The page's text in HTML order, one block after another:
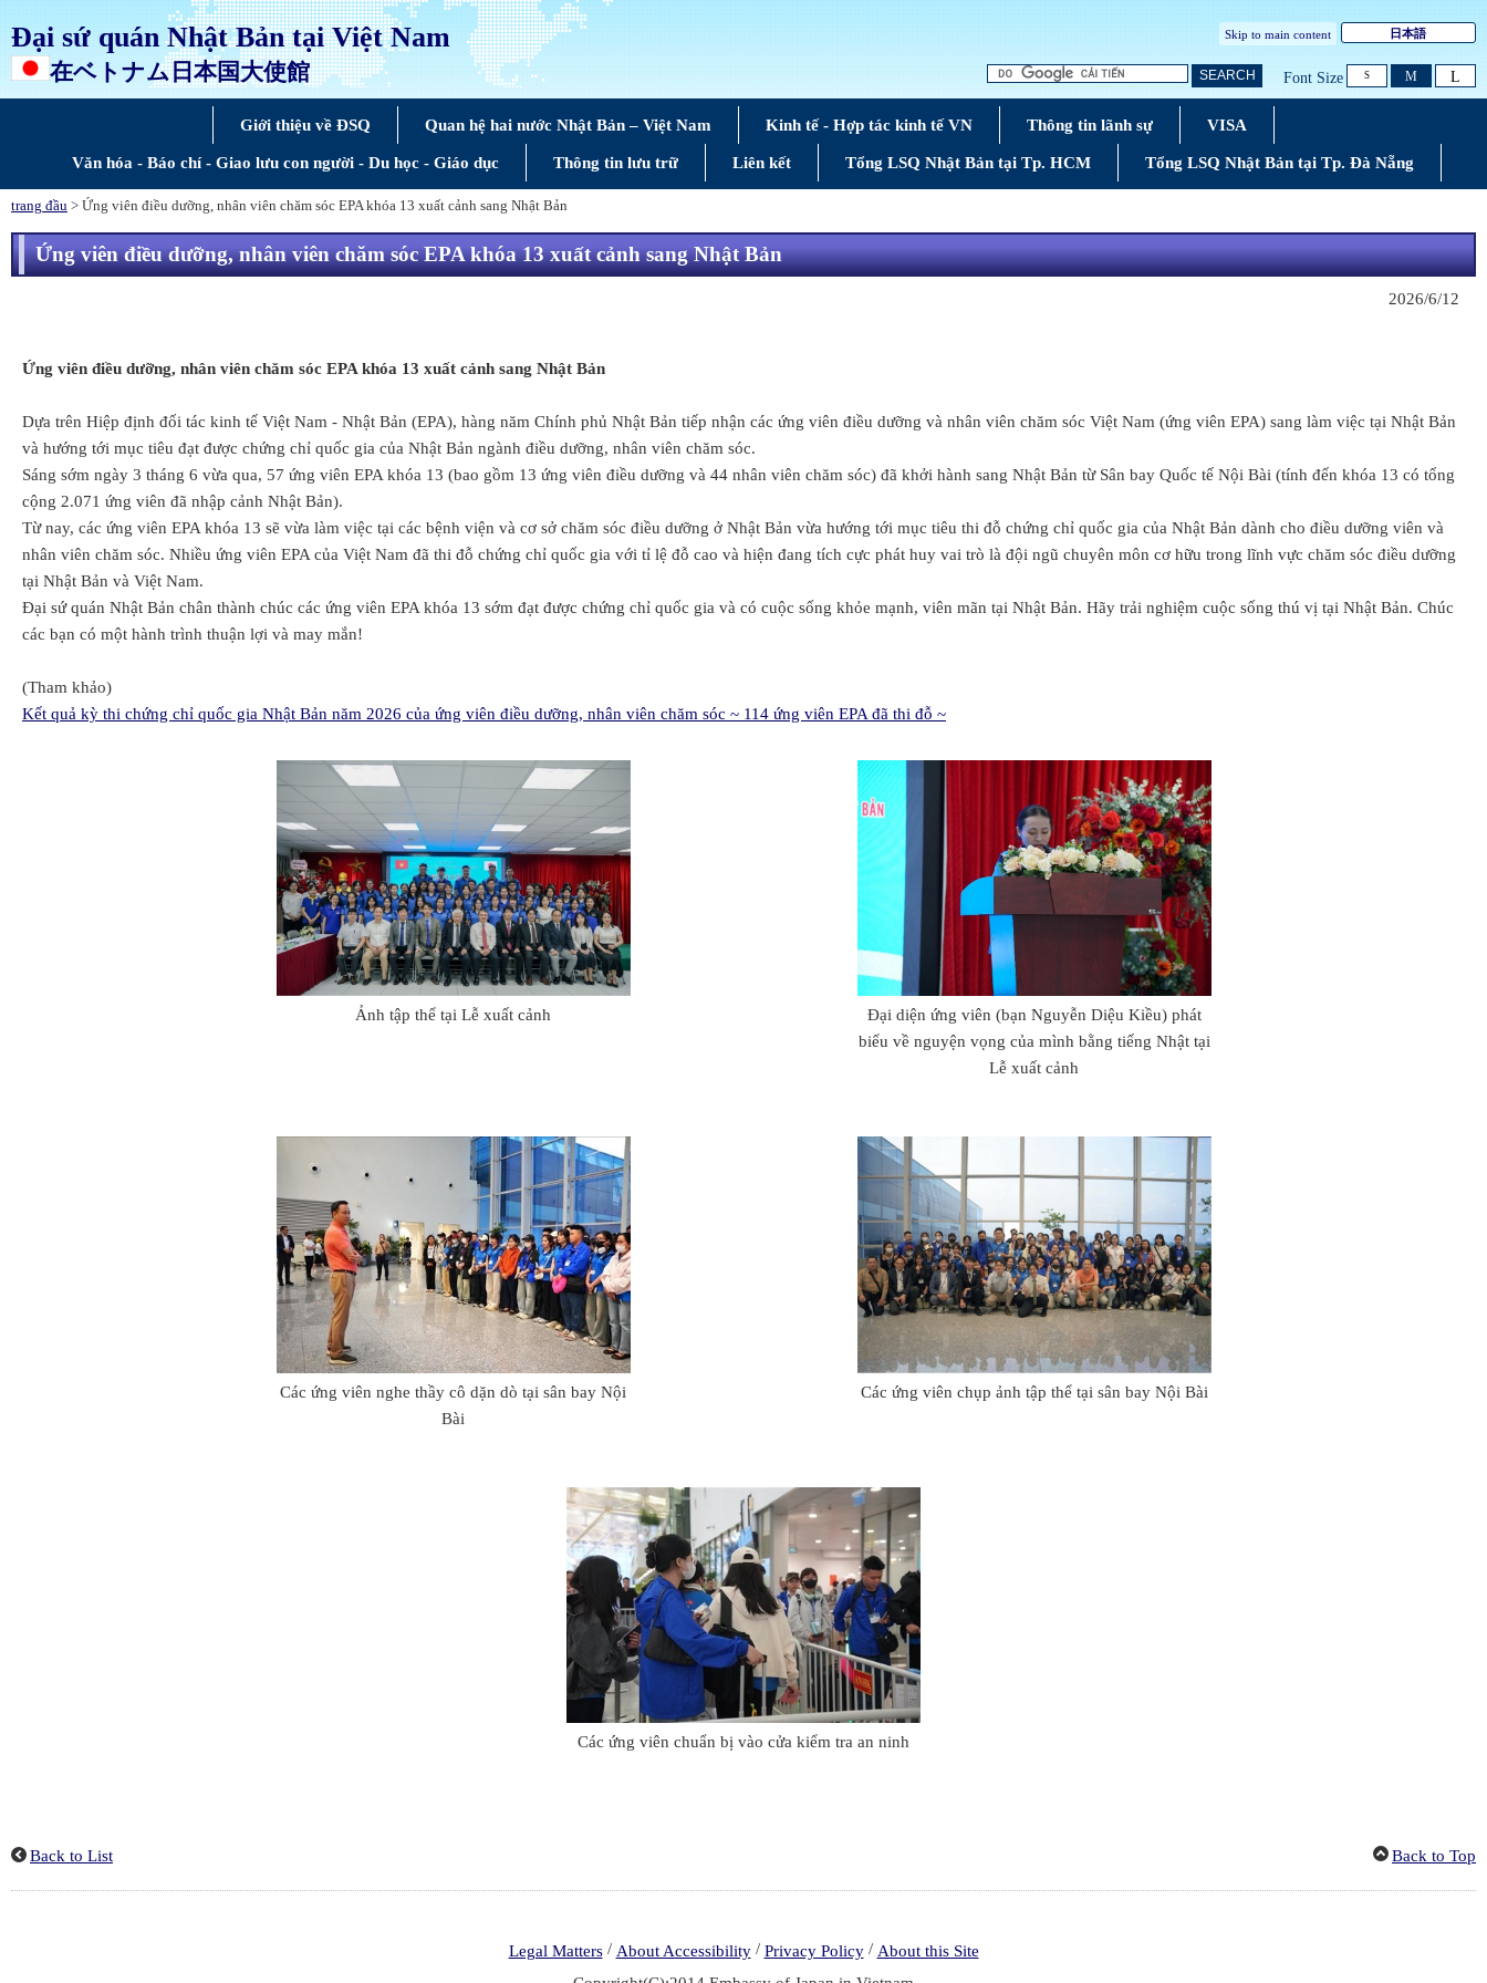
Đại sứ quán Nhật Bản tại Việt Nam
在ベトナム日本国大使館
Skip to main content 日本語
SEARCH Font Size S M L
Giới thiệu về ĐSQ Quan hệ hai nước Nhật Bản – Việt Nam Kinh tế - Hợp tác kinh tế VN Thông tin lãnh sự VISA
Văn hóa - Báo chí - Giao lưu con người - Du học - Giáo dục Thông tin lưu trữ Liên kết Tổng LSQ Nhật Bản tại Tp. HCM Tổng LSQ Nhật Bản tại Tp. Đà Nẵng
trang đầu > Ứng viên điều dưỡng, nhân viên chăm sóc EPA khóa 13 xuất cảnh sang Nhật Bản
Ứng viên điều dưỡng, nhân viên chăm sóc EPA khóa 13 xuất cảnh sang Nhật Bản
2026/6/12
Ảnh tập thể tại Lễ xuất cảnh
Đại diện ứng viên (bạn Nguyễn Diệu Kiều) phát
biểu về nguyện vọng của mình bằng tiếng Nhật tại
Lễ xuất cảnh
Ứng viên điều dưỡng, nhân viên chăm sóc EPA khóa 13 xuất cảnh sang Nhật Bản
Dựa trên Hiệp định đối tác kinh tế Việt Nam - Nhật Bản (EPA), hàng năm Chính phủ Nhật Bản tiếp nhận các ứng viên điều dưỡng và nhân viên chăm sóc Việt Nam (ứng viên EPA) sang làm việc tại Nhật Bản
và hướng tới mục tiêu đạt được chứng chỉ quốc gia của Nhật Bản ngành điều dưỡng, nhân viên chăm sóc.
Sáng sớm ngày 3 tháng 6 vừa qua, 57 ứng viên EPA khóa 13 (bao gồm 13 ứng viên điều dưỡng và 44 nhân viên chăm sóc) đã khởi hành sang Nhật Bản từ Sân bay Quốc tế Nội Bài (tính đến khóa 13 có tổng
cộng 2.071 ứng viên đã nhập cảnh Nhật Bản).
Từ nay, các ứng viên EPA khóa 13 sẽ vừa làm việc tại các bệnh viện và cơ sở chăm sóc điều dưỡng ở Nhật Bản vừa hướng tới mục tiêu thi đỗ chứng chỉ quốc gia của Nhật Bản dành cho điều dưỡng viên và
nhân viên chăm sóc. Nhiều ứng viên EPA của Việt Nam đã thi đỗ chứng chỉ quốc gia với tỉ lệ đỗ cao và hiện đang tích cực phát huy vai trò là đội ngũ chuyên môn cơ hữu trong lĩnh vực chăm sóc điều dưỡng
tại Nhật Bản và Việt Nam.
Đại sứ quán Nhật Bản chân thành chúc các ứng viên EPA khóa 13 sớm đạt được chứng chỉ quốc gia và có cuộc sống khỏe mạnh, viên mãn tại Nhật Bản. Hãy trải nghiệm cuộc sống thú vị tại Nhật Bản. Chúc
các bạn có một hành trình thuận lợi và may mắn!
(Tham khảo)
Kết quả kỳ thi chứng chỉ quốc gia Nhật Bản năm 2026 của ứng viên điều dưỡng, nhân viên chăm sóc ~ 114 ứng viên EPA đã thi đỗ ~
Các ứng viên nghe thầy cô dặn dò tại sân bay Nội
Bài
Các ứng viên chụp ảnh tập thể tại sân bay Nội Bài
Các ứng viên chuẩn bị vào cửa kiểm tra an ninh
Back to List Back to Top
Legal Matters / About Accessibility / Privacy Policy / About this Site